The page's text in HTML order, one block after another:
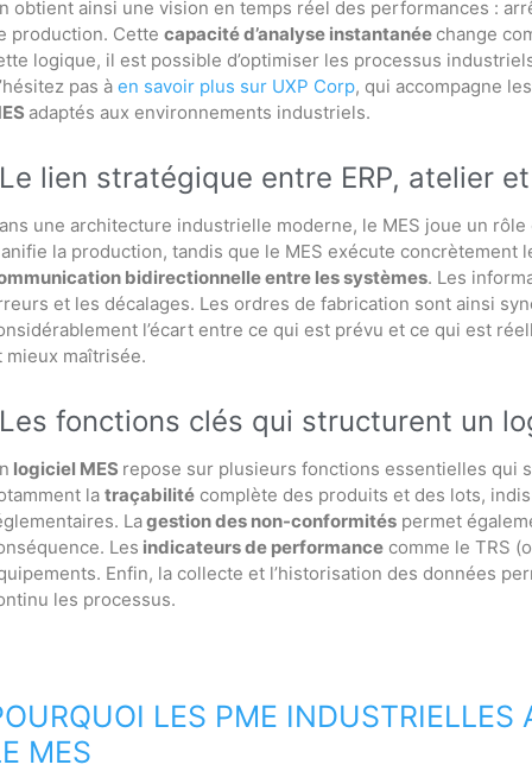
obtient ainsi une vision en temps réel des performances :
production. Cette capacité d’analyse instantanée change
logique, il est possible d’optimiser les processus
pas à en savoir plus sur UXP Corp, qui accompagne
adaptés aux environnements industriels.
Le lien stratégique entre ERP, atelier
une architecture industrielle moderne, le MES joue un rôle
la production, tandis que le MES exécute
bidirectionnelle entre les systèmes. Les
et les décalages. Les ordres de fabrication sont ainsi
l’écart entre ce qui est prévu et ce qui est
mieux maîtrisée.
Les fonctions clés qui structurent un
logiciel MES repose sur plusieurs fonctions essentielles qui
la traçabilité complète des produits et des lots,
Lagestion des non-conformités permet
Les indicateurs de performance comme le TRS
Enfin, la collecte et l’historisation des données
les processus.
LES PME
MES